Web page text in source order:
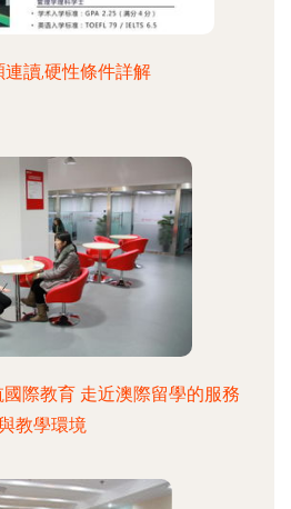
連讀,硬性條件詳解
際教育 走近澳際留學的服務
教學環境